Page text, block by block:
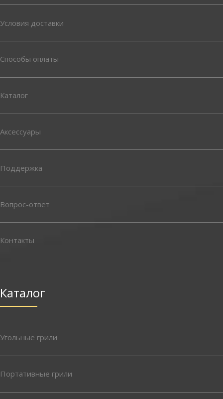
Условия доставки
Способы оплаты
Каталог
Аксессуары
Поддержка
Вопрос-ответ
Контакты
Каталог
Угольные грили
Портативные грили